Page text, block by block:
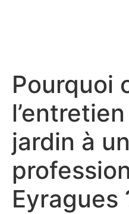
Pourquoi
jardin à un
Eyragues